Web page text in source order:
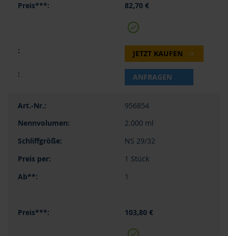
82,70 €
JETZT KAUFEN
ANFRAGEN
956854
2.000 ml
NS 29/32
1 Stück
1
103,80 €